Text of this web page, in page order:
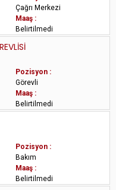
Çağrı Merkezi
Maaş :
Belirtilmedi
Pozisyon :
Görevli
Maaş :
Belirtilmedi
Pozisyon :
Bakım
Maaş :
Belirtilmedi